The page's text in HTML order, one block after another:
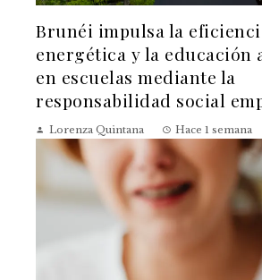
Brunéi impulsa la
energética y la educación
en escuelas mediante la
responsabilidad social
Lorenza Quintana Hace 1 semana